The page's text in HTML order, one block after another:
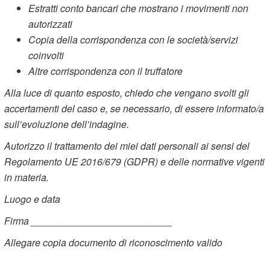
Estratti conto bancari che mostrano i movimenti non
autorizzati
Copia della corrispondenza con le società/servizi
coinvolti
Altre corrispondenza con il truffatore
Alla luce di quanto esposto, chiedo che vengano svolti gli
accertamenti del caso e, se necessario, di essere informato/a
sull’evoluzione dell’indagine.
Autorizzo il trattamento dei miei dati personali ai sensi del
Regolamento UE 2016/679 (GDPR) e delle normative vigenti
in materia.
Luogo e data
Firma __________________________
Allegare copia documento di riconoscimento valido